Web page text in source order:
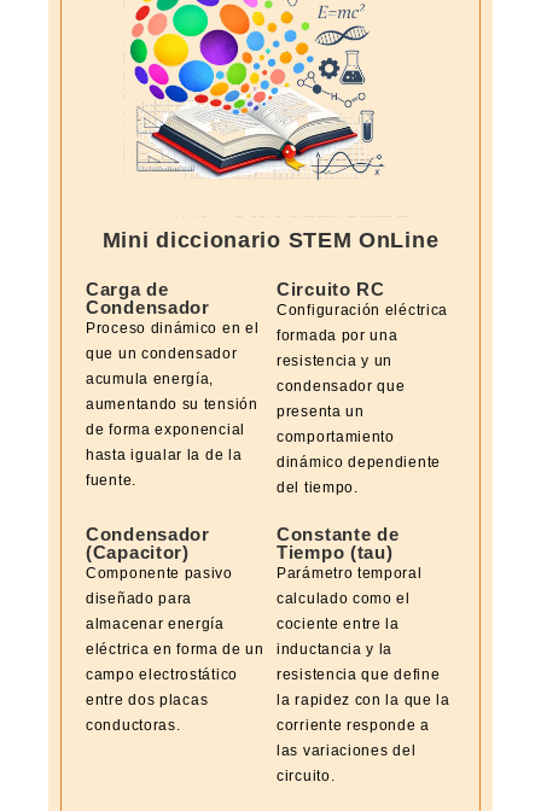
Mini diccionario STEM OnLine
Carga de
Condensador
Proceso dinámico en el
que un condensador
acumula energía,
aumentando su tensión
de forma exponencial
hasta igualar la de la
fuente.
Circuito RC
Configuración eléctrica
formada por una
resistencia y un
condensador que
presenta un
comportamiento
dinámico dependiente
del tiempo.
Condensador
(Capacitor)
Componente pasivo
diseñado para
almacenar energía
eléctrica en forma de un
campo electrostático
entre dos placas
conductoras.
Constante de
Tiempo (tau)
Parámetro temporal
calculado como el
cociente entre la
inductancia y la
resistencia que define
la rapidez con la que la
corriente responde a
las variaciones del
circuito.